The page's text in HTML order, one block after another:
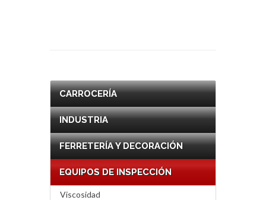
CARROCERÍA
INDUSTRIA
FERRETERÍA Y DECORACIÓN
EQUIPOS DE INSPECCIÓN
Viscosidad